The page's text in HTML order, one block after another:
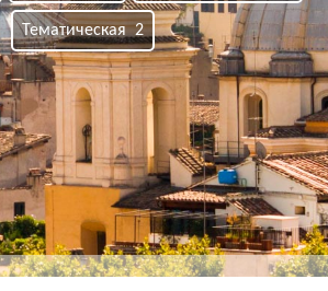
Тематическая 2